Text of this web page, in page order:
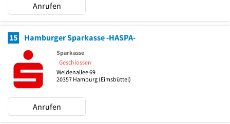
Anrufen
15 Hamburger Sparkasse -HASPA-
Sparkasse
Geschlossen
Weidenallee 69
20357 Hamburg (Eimsbüttel)
Anrufen